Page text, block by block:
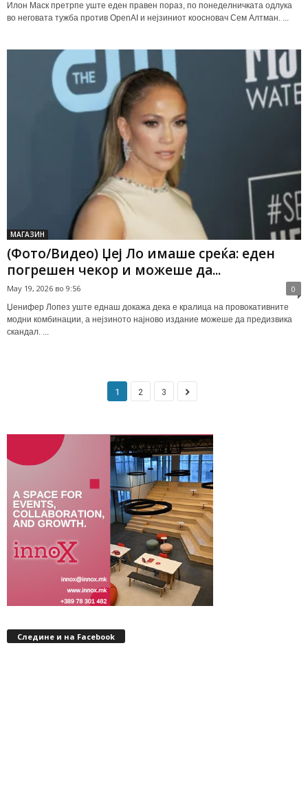
Илон Маск претрпе уште еден правен пораз, по понеделничката одлука
во неговата тужба против OpenAI и нејзиниот коосновач Сем Алтман. ...
МАГАЗИН
(Фото/Видео) Џеј Ло имаше среќа: еден
погрешен чекор и можеше да...
May 19, 2026 во 9:56 0
Џенифер Лопез уште еднаш докажа дека е кралица на провокативните
модни комбинации, а нејзиното најново издание можеше да предизвика
скандал. ...
1 2 3
Следине и на Facebook